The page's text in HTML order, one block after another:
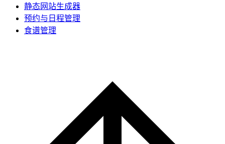
静态网站生成器
预约与日程管理
食谱管理